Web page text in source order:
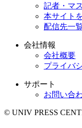
記者・マ
本サイト
配信先一
会社情報
会社概要
プライバ
サポート
お問い合
© UNIV PRESS